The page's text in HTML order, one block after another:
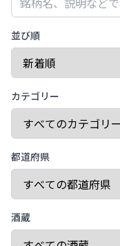
並び順
カテゴリー
都道府県
酒蔵